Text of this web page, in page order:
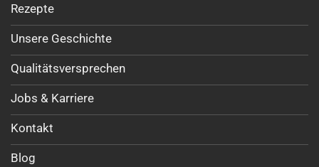
Rezepte
Unsere Geschichte
Qualitätsversprechen
Jobs & Karriere
Kontakt
Blog